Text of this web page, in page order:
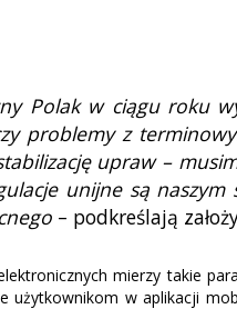
Polak w ciągu roku
problemy z
upraw –
unijne są
– podkreślają
mierzy takie
w aplikacji